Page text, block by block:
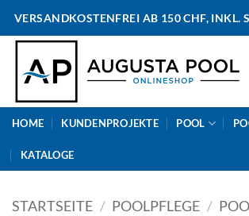
VERSANDKOSTENFREI AB 150 CHF, INKL.
HOME KUNDENPROJEKTE POOL
KATALOGE
STARTSEITE / POOLPFLEGE /